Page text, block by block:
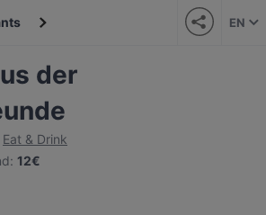
EN
der
Eat & Drink
: 12€